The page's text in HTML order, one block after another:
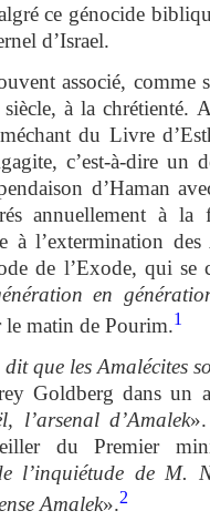
ce génocide
d’Israel.
associé, comme
à la chrétienté.
du Livre
c’est-à-dire un
d’Haman
annuellement à
à l’extermination
de l’Exode, qui se
en
matin de Pourim.1
que les Amalécites
Goldberg dans un
l’arsenal d’Amalek
du Premier
l’inquiétude de M.
Amalek».2